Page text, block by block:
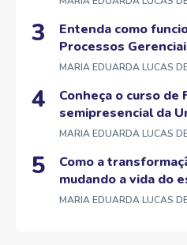
Entenda como
Processos
MARIA EDUARDA LUCAS
Conheça o curso de
semipresencial da
MARIA EDUARDA LUCAS
Como a
mudando a vida do
MARIA EDUARDA LUCAS